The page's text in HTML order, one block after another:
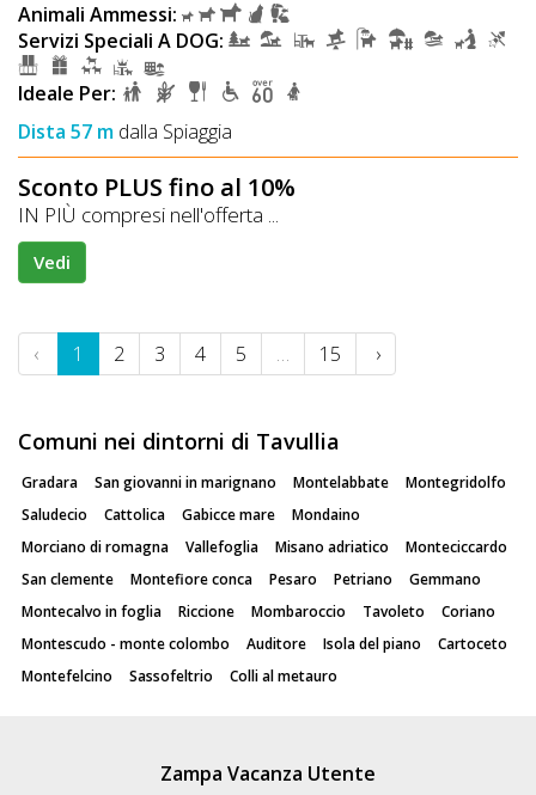
Animali Ammessi:
Servizi Speciali A DOG:
Ideale Per:
Dista 57 m dalla Spiaggia
Sconto PLUS fino al 10%
IN PIÙ compresi nell'offerta ...
Vedi
‹ 1 2 3 4 5 … 15 ›
Comuni nei dintorni di Tavullia
Gradara San giovanni in marignano Montelabbate
Montegridolfo
Saludecio
Cattolica Gabicce mare
Mondaino
Morciano di romagna
Vallefoglia Misano adriatico
Monteciccardo
San clemente
Montefiore conca Pesaro Petriano
Gemmano
Montecalvo in foglia
Riccione Mombaroccio Tavoleto
Coriano
Montescudo - monte colombo
Auditore Isola del piano
Cartoceto
Montefelcino
Sassofeltrio Colli al metauro
Zampa Vacanza Utente